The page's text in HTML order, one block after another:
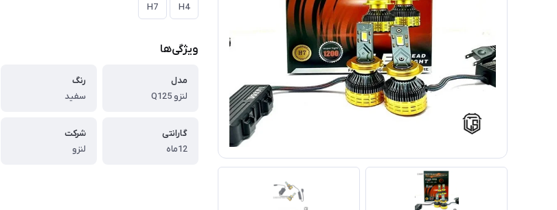
H4
H7
ویژگی‌ها
مدل
لنزو Q125
رنگ
سفید
گارانتی
12ماه
شرکت
لنزو